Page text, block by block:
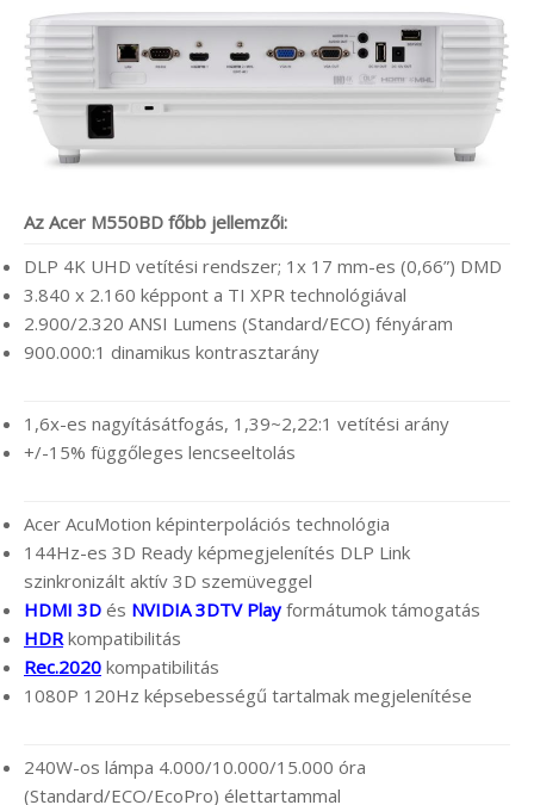
Az Acer M550BD főbb jellemzői:
DLP 4K UHD vetítési rendszer; 1x 17 mm-es (0,66”) DMD
3.840 x 2.160 képpont a TI XPR technológiával
2.900/2.320 ANSI Lumens (Standard/ECO) fényáram
900.000:1 dinamikus kontrasztarány
1,6x-es nagyításátfogás, 1,39~2,22:1 vetítési arány
+/-15% függőleges lencseeltolás
Acer AcuMotion képinterpolációs technológia
144Hz-es 3D Ready képmegjelenítés DLP Link
szinkronizált aktív 3D szemüveggel
HDMI 3D és NVIDIA 3DTV Playformátumok támogatás
HDR kompatibilitás
Rec.2020 kompatibilitás
1080P 120Hz képsebességű tartalmak megjelenítése
240W-os lámpa 4.000/10.000/15.000 óra
(Standard/ECO/EcoPro) élettartammal